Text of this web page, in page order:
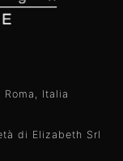
Italia
di Elizabeth Srl